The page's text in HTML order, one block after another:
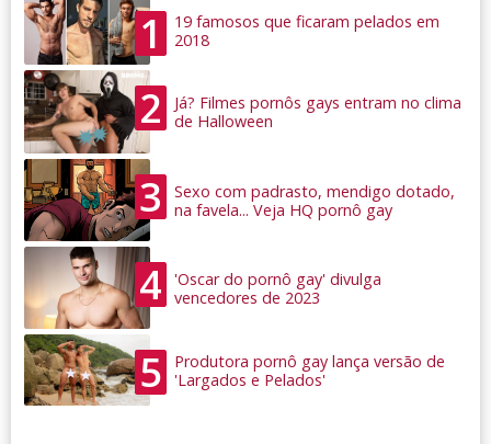
1
19 famosos que ficaram pelados em
2018
2
Já? Filmes pornôs gays entram no clima
de Halloween
3
Sexo com padrasto, mendigo dotado,
na favela... Veja HQ pornô gay
4
'Oscar do pornô gay' divulga
vencedores de 2023
5
Produtora pornô gay lança versão de
'Largados e Pelados'